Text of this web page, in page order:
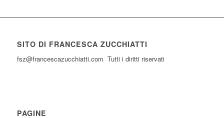
SITO DI FRANCESCA ZUCCHIATTI
fsz@francescazucchiatti.com Tutti i diritti riservati
PAGINE